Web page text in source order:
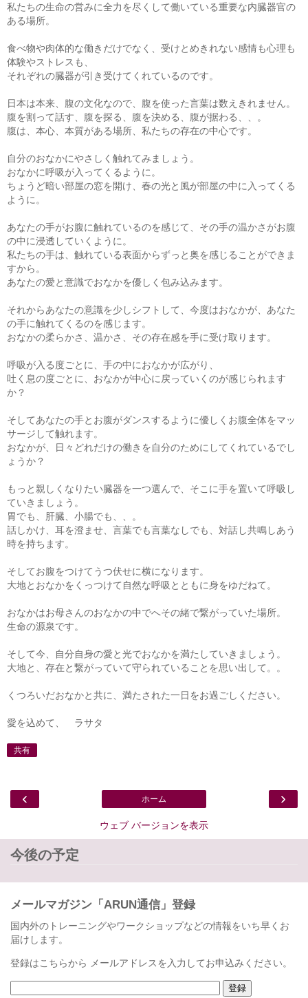
私たちの生命の営みに全力を尽くして働いている重要な内臓器官の
ある場所。
食べ物や肉体的な働きだけでなく、受けとめきれない感情も心理も
体験やストレスも、
それぞれの臓器が引き受けてくれているのです。
日本は本来、腹の文化なので、腹を使った言葉は数えきれません。
腹を割って話す、腹を探る、腹を決める、腹が据わる、、。
腹は、本心、本質がある場所、私たちの存在の中心です。
自分のおなかにやさしく触れてみましょう。
おなかに呼吸が入ってくるように。
ちょうど暗い部屋の窓を開け、春の光と風が部屋の中に入ってくる
ように。
あなたの手がお腹に触れているのを感じて、その手の温かさがお腹
の中に浸透していくように。
私たちの手は、触れている表面からずっと奥を感じることができま
すから。
あなたの愛と意識でおなかを優しく包み込みます。
それからあなたの意識を少しシフトして、今度はおなかが、あなた
の手に触れてくるのを感じます。
おなかの柔らかさ、温かさ、その存在感を手に受け取ります。
呼吸が入る度ごとに、手の中におなかが広がり、
吐く息の度ごとに、おなかが中心に戻っていくのが感じられます
か？
そしてあなたの手とお腹がダンスするように優しくお腹全体をマッ
サージして触れます。
おなかが、日々どれだけの働きを自分のためにしてくれているでし
ょうか？
もっと親しくなりたい臓器を一つ選んで、そこに手を置いて呼吸し
ていきましょう。
胃でも、肝臓、小腸でも、、。
話しかけ、耳を澄ませ、言葉でも言葉なしでも、対話し共鳴しあう
時を持ちます。
そしてお腹をつけてうつ伏せに横になります。
大地とおなかをくっつけて自然な呼吸とともに身をゆだねて。
おなかはお母さんのおなかの中でへその緒で繋がっていた場所。
生命の源泉です。
そして今、自分自身の愛と光でおなかを満たしていきましょう。
大地と、存在と繋がっていて守られていることを思い出して。。
くつろいだおなかと共に、満たされた一日をお過ごしください。
愛を込めて、 ラサタ
共有
‹ ›
ホーム
ウェブ バージョンを表示
今後の予定
メールマガジン「ARUN通信」登録
国内外のトレーニングやワークショップなどの情報をいち早くお
届けします。
登録はこちらから メールアドレスを入力してお申込みください。